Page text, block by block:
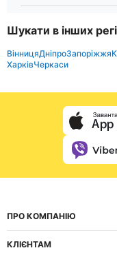
Шукати в інших
ВінницяДніпроЗапоріжжя
ХарківЧеркаси
ПРО КОМПАНІЮ
КЛІЄНТАМ